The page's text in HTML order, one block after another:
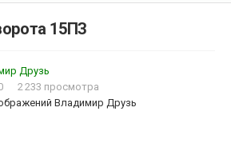
15ПЗ
Друзь
2 233 просмотра
Владимир Друзь